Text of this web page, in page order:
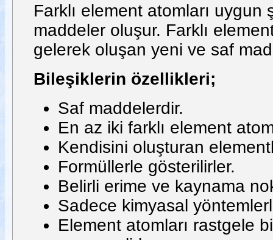
Farklı element atomları
maddeler oluşur. Farklı
gelerek oluşan yeni ve saf
Bileşiklerin özellikleri;
Saf maddelerdir.
En az iki farklı element
Kendisini oluşturan
Formüllerle gösterilirler.
Belirli erime ve kaynama
Sadece kimyasal
Element atomları rastgele